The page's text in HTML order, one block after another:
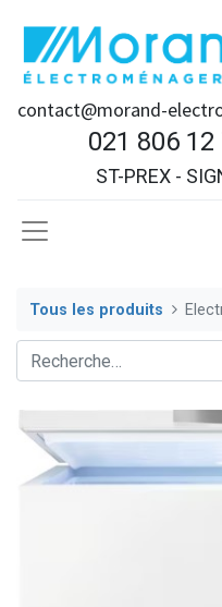
contact@morand-
021 806 12
ST-PREX -
Tous les produits